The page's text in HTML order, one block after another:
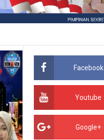
Facebook
Youtube
Google+